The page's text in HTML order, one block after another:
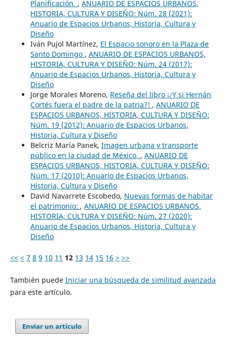
Planificación. , ANUARIO DE ESPACIOS URBANOS,
HISTORIA, CULTURA Y DISEÑO: Núm. 28 (2021):
Anuario de Espacios Urbanos, Historia, Cultura y
Diseño
Iván Pujol Martínez, El Espacio sonoro en la Plaza de
Santo Domingo , ANUARIO DE ESPACIOS URBANOS,
HISTORIA, CULTURA Y DISEÑO: Núm. 24 (2017):
Anuario de Espacios Urbanos, Historia, Cultura y
Diseño
Jorge Morales Moreno, Reseña del libro ¡¿Y si Hernán
Cortés fuera el padre de la patria?! , ANUARIO DE
ESPACIOS URBANOS, HISTORIA, CULTURA Y DISEÑO:
Núm. 19 (2012): Anuario de Espacios Urbanos,
Historia, Cultura y Diseño
Belcriz María Panek, Imagen urbana y transporte
público en la ciudad de México, , ANUARIO DE
ESPACIOS URBANOS, HISTORIA, CULTURA Y DISEÑO:
Núm. 17 (2010): Anuario de Espacios Urbanos,
Historia, Cultura y Diseño
David Navarrete Escobedo, Nuevas formas de habitar
el patrimonio: , ANUARIO DE ESPACIOS URBANOS,
HISTORIA, CULTURA Y DISEÑO: Núm. 27 (2020):
Anuario de Espacios Urbanos, Historia, Cultura y
Diseño
<< < 7 8 9 10 11 12 13 14 15 16 > >>
También puede Iniciar una búsqueda de similitud avanzada
para este artículo.
Enviar un artículo